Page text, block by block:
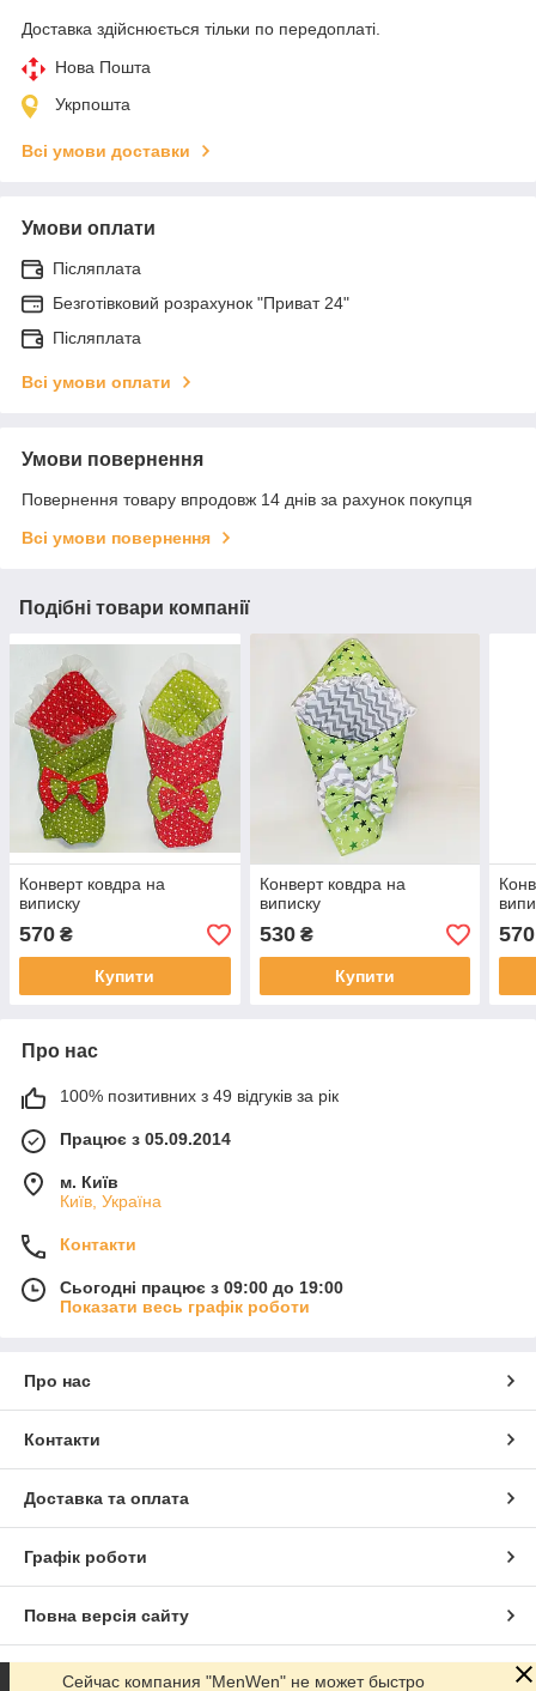
Доставка здійснюється тільки по передоплаті.
Нова Пошта
Укрпошта
Всі умови доставки
Умови оплати
Післяплата
Безготівковий розрахунок "Приват 24"
Післяплата
Всі умови оплати
Умови повернення
Повернення товару впродовж 14 днів за рахунок покупця
Всі умови повернення
Подібні товари компанії
Конверт ковдра на
виписку
570 ₴
Купити
Конверт ковдра на
виписку
530₴
Купити
570
Про нас
100% позитивних з 49 відгуків за рік
Працює з 05.09.2014
м. Київ
Київ, Україна
Контакти
Сьогодні працює з 09:00 до 19:00
Показати весь графік роботи
Про нас
Контакти
Доставка та оплата
Графік роботи
Повна версія сайту
Сайт створено на маркетплейсіProm.ua
Сейчас компания "MenWen" не может быстро